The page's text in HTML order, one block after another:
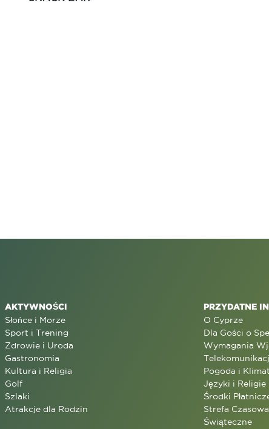
AKTYWNOŚCI
Słońce i Morze
Sport i Trening
Zdrowie i Uroda
Gastronomia
Kultura i Religia
Golf
Szlaki
Atrakcje dla Rodzin
PRZYDATNE
O Cyprze
Dla Gości o
Wymagania
Pogoda i Klimat
Języki i Religie
Środki
Strefa
Świąteczne